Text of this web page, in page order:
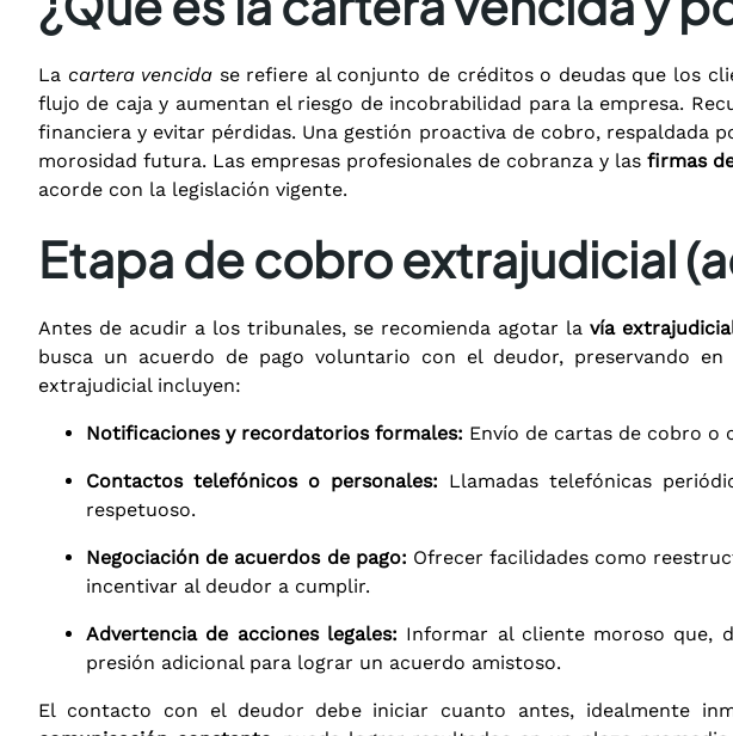
La cartera vencida se refiere al conjunto de créditos o deudas que los
flujo de caja y aumentan el riesgo de incobrabilidad para la empresa.
financiera y evitar pérdidas. Una gestión proactiva de cobro, respaldada
morosidad futura. Las empresas profesionales de cobranza y lasfirmas
acorde con la legislación vigente.
Etapa de cobro extrajudicial
Antes de acudir a los tribunales, se recomienda agotar la vía
busca un acuerdo de pago voluntario con el deudor, preservando
extrajudicial incluyen:
Notificaciones y recordatorios formales: Envío de cartas de cobro o
Contactos telefónicos o personales: Llamadas telefónicas
respetuoso.
Negociación de acuerdos de pago: Ofrecer facilidades como
incentivar al deudor a cumplir.
Advertencia de acciones legales: Informar al cliente moroso que,
presión adicional para lograr un acuerdo amistoso.
El contacto con el deudor debe iniciar cuanto antes, idealmente